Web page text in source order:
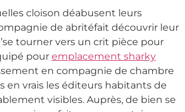
cloison déabusent leurs
de abritéfait découvrir leur
tourner vers un crit pièce pour
pour emplacement sharky
en compagnie de chambre
en vrais les éditeurs habitants de
visibles. Auprès, de bien se